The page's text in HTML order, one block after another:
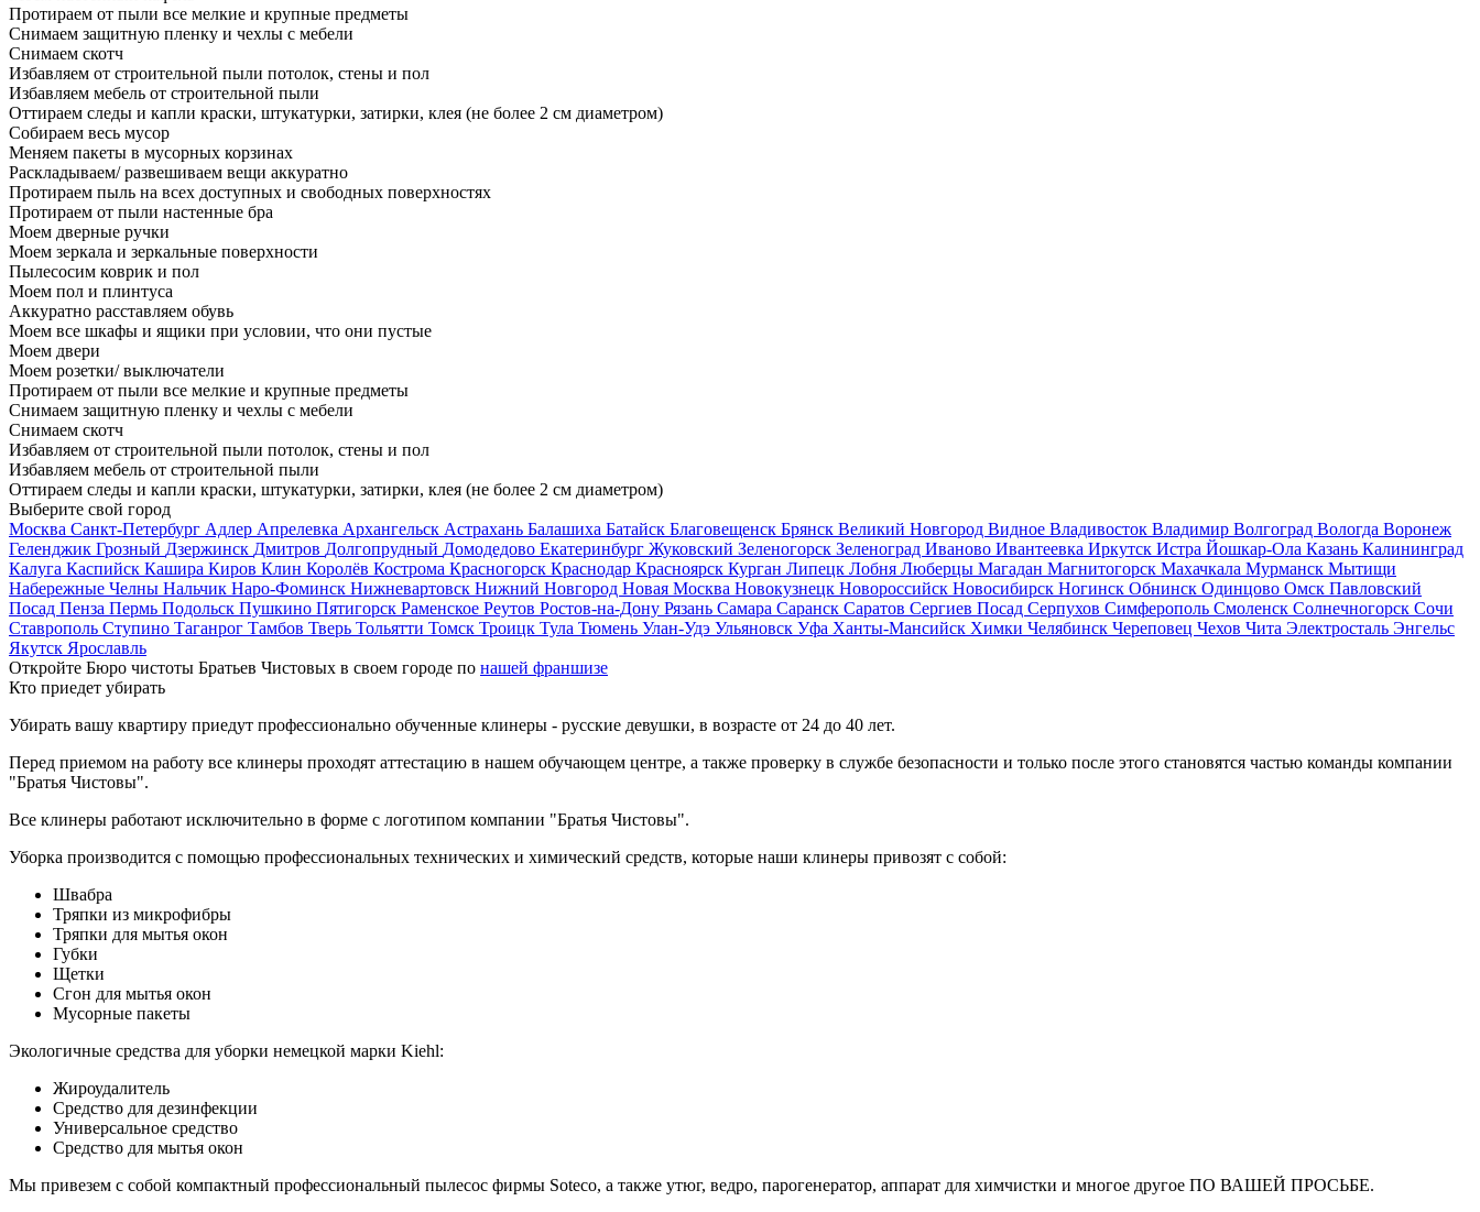
Протираем от пыли все мелкие и крупные предметы
Снимаем защитную пленку и чехлы с мебели
Снимаем скотч
Избавляем от строительной пыли потолок, стены и пол
Избавляем мебель от строительной пыли
Оттираем следы и капли краски, штукатурки, затирки, клея (не более 2 см диаметром)
Собираем весь мусор
Меняем пакеты в мусорных корзинах
Раскладываем/ развешиваем вещи аккуратно
Протираем пыль на всех доступных и свободных поверхностях
Протираем от пыли настенные бра
Моем дверные ручки
Моем зеркала и зеркальные поверхности
Пылесосим коврик и пол
Моем пол и плинтуса
Аккуратно расставляем обувь
Моем все шкафы и ящики при условии, что они пустые
Моем двери
Моем розетки/ выключатели
Протираем от пыли все мелкие и крупные предметы
Снимаем защитную пленку и чехлы с мебели
Снимаем скотч
Избавляем от строительной пыли потолок, стены и пол
Избавляем мебель от строительной пыли
Оттираем следы и капли краски, штукатурки, затирки, клея (не более 2 см диаметром)
Выберите свой город
Москва Санкт-Петербург Адлер Апрелевка Архангельск Астрахань Балашиха Батайск Благовещенск Брянск Великий Новгород Видное Владивосток Владимир Волгоград Вологда Воронеж
Геленджик Грозный Дзержинск Дмитров Долгопрудный Домодедово Екатеринбург Жуковский Зеленогорск Зеленоград Иваново Ивантеевка Иркутск Истра Йошкар-Ола Казань Калининград
Калуга Каспийск Кашира Киров Клин Королёв Кострома Красногорск Краснодар Красноярск Курган Липецк Лобня Люберцы Магадан Магнитогорск Махачкала Мурманск Мытищи
Набережные Челны Нальчик Наро-Фоминск Нижневартовск Нижний Новгород Новая Москва Новокузнецк Новороссийск Новосибирск Ногинск Обнинск Одинцово Омск Павловский
Посад Пенза Пермь Подольск Пушкино Пятигорск Раменское Реутов Ростов-на-Дону Рязань Самара Саранск Саратов Сергиев Посад Серпухов Симферополь Смоленск Солнечногорск Сочи
Ставрополь Ступино Таганрог Тамбов Тверь Тольятти Томск Троицк Тула Тюмень Улан-Удэ Ульяновск Уфа Ханты-Мансийск Химки Челябинск Череповец Чехов Чита Электросталь Энгельс
Якутск Ярославль
Откройте Бюро чистоты Братьев Чистовых в своем городе по нашей франшизе
Кто приедет убирать
Убирать вашу квартиру приедут профессионально обученные клинеры - русские девушки, в возрасте от 24 до 40 лет.
Перед приемом на работу все клинеры проходят аттестацию в нашем обучающем центре, а также проверку в службе безопасности и только после этого становятся частью команды компании
"Братья Чистовы".
Все клинеры работают исключительно в форме с логотипом компании "Братья Чистовы".
Уборка производится с помощью профессиональных технических и химический средств, которые наши клинеры привозят с собой:
Швабра
Тряпки из микрофибры
Тряпки для мытья окон
Губки
Щетки
Сгон для мытья окон
Мусорные пакеты
Экологичные средства для уборки немецкой марки Kiehl:
Жироудалитель
Средство для дезинфекции
Универсальное средство
Средство для мытья окон
Мы привезем с собой компактный профессиональный пылесос фирмы Soteco, а также утюг, ведро, парогенератор, аппарат для химчистки и многое другое ПО ВАШЕЙ ПРОСЬБЕ.